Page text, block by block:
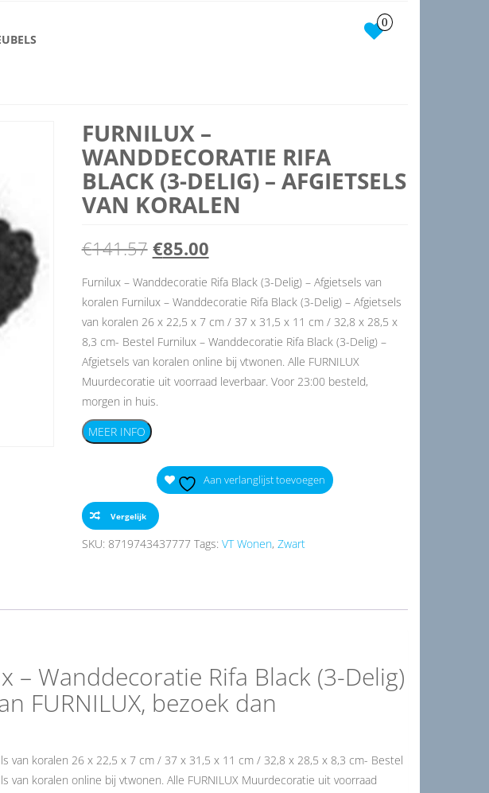
0
FURNILUX –
WANDDECORATIE RIFA
BLACK (3-DELIG) – AFGIETSELS
VAN KORALEN
€141.57 Oorspronkelijke
prijs
was:
€141.57.
€85.00Huidige
prijs
is:
€85.00.
Furnilux – Wanddecoratie Rifa Black (3-Delig) – Afgietsels van
koralen Furnilux – Wanddecoratie Rifa Black (3-Delig) – Afgietsels
van koralen 26 x 22,5 x 7 cm / 37 x 31,5 x 11 cm / 32,8 x 28,5 x
8,3 cm- Bestel Furnilux – Wanddecoratie Rifa Black (3-Delig) –
Afgietsels van koralen online bij vtwonen. Alle FURNILUX
Muurdecoratie uit voorraad leverbaar. Voor 23:00 besteld,
morgen in huis.
MEER INFO
Aan verlanglijst toevoegen
Vergelijk
SKU: 8719743437777 Tags: VT Wonen, Zwart
– Wanddecoratie Rifa Black (3-Delig)
FURNILUX, bezoek dan
van koralen 26 x 22,5 x 7 cm / 37 x 31,5 x 11 cm / 32,8 x 28,5 x 8,3 cm- Bestel
van koralen online bij vtwonen. Alle FURNILUX Muurdecoratie uit voorraad